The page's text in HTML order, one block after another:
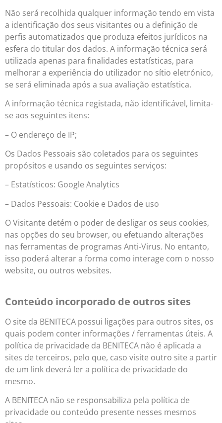
Não será recolhida qualquer informação tendo em vista
a identificação dos seus visitantes ou a definição de
perfis automatizados que produza efeitos jurídicos na
esfera do titular dos dados. A informação técnica será
utilizada apenas para finalidades estatísticas, para
melhorar a experiência do utilizador no sítio eletrónico,
se será eliminada após a sua avaliação estatística.
A informação técnica registada, não identificável, limita-
se aos seguintes itens:
– O endereço de IP;
Os Dados Pessoais são coletados para os seguintes
propósitos e usando os seguintes serviços:
– Estatísticos: Google Analytics
– Dados Pessoais: Cookie e Dados de uso
O Visitante detém o poder de desligar os seus cookies,
nas opções do seu browser, ou efetuando alterações
nas ferramentas de programas Anti-Virus. No entanto,
isso poderá alterar a forma como interage com o nosso
website, ou outros websites.
Conteúdo incorporado de outros sites
O site da BENITECA possui ligações para outros sites, os
quais podem conter informações / ferramentas úteis. A
política de privacidade da BENITECA não é aplicada a
sites de terceiros, pelo que, caso visite outro site a partir
de um link deverá ler a política de privacidade do
mesmo.
A BENITECA não se responsabiliza pela política de
privacidade ou conteúdo presente nesses mesmos